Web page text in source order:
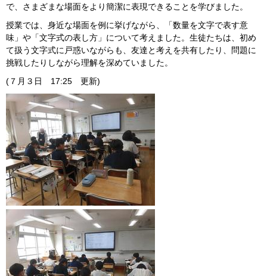
で、さまざまな場面をより簡潔に表現できることを学びました。
授業では、身近な場面を例に挙げながら、「数量を文字で表す意
味」や「文字式の表し方」について考えました。生徒たちは、初め
て扱う文字式に戸惑いながらも、友達と考えを共有したり、問題に
挑戦したりしながら理解を深めていました。
(７月３日 17:25 更新)